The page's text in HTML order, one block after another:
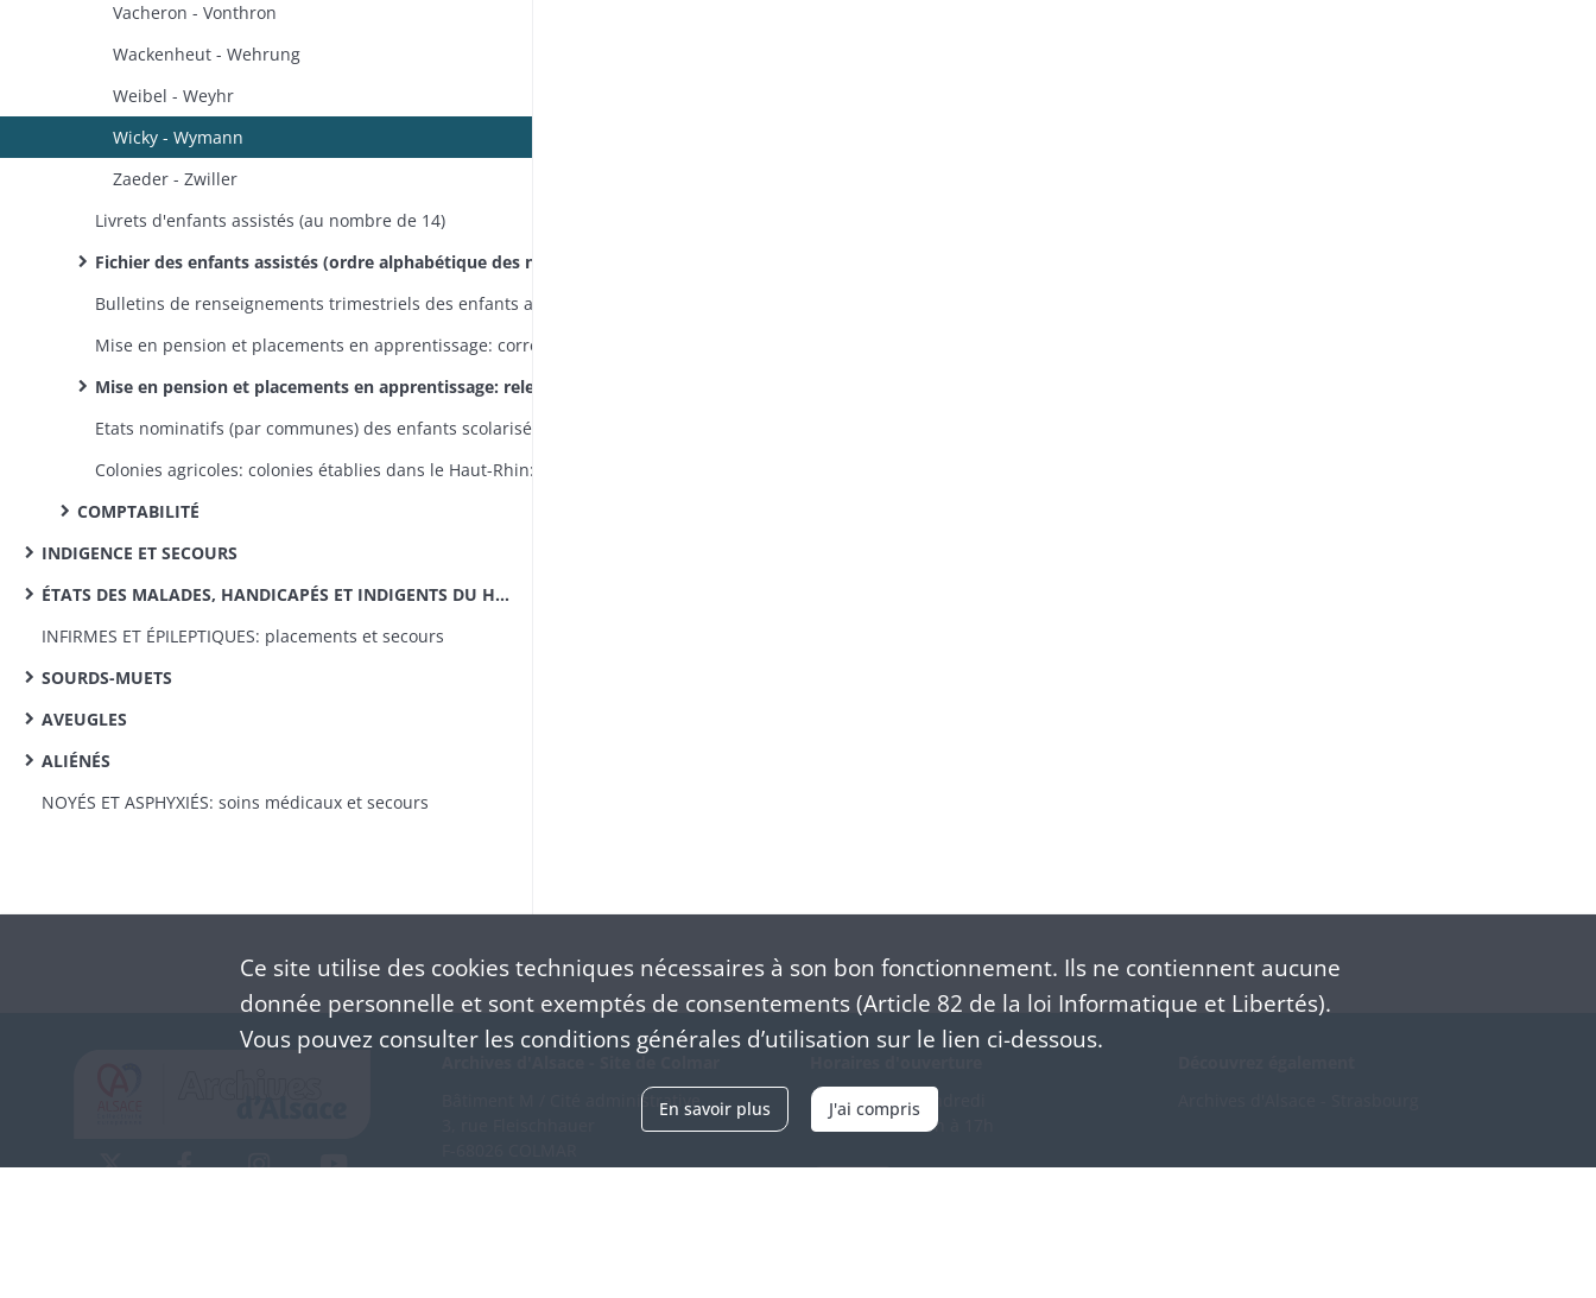
Vacheron - Vonthron
Wackenheut - Wehrung
Weibel - Weyhr
Wicky - Wymann
Zaeder - Zwiller
Livrets d'enfants assistés (au nombre de 14)
Fichier des enfants assistés (ordre alphabétique des noms d'enfants)
Mise en pension et placements en apprentissage: relevés hebdomadaires des placements et changements de pension et de maître 1857,
COMPTABILITÉ
INDIGENCE ET SECOURS
ÉTATS DES MALADES, HANDICAPÉS ET INDIGENTS DU HAUT-RHIN
INFIRMES ET ÉPILEPTIQUES: placements et secours
SOURDS-MUETS
AVEUGLES
ALIÉNÉS
NOYÉS ET ASPHYXIÉS: soins médicaux et secours
Bâtiment M / Cité administrative
(+33) 3 89 21 97 00
Du mardi au vendredi
en continu de 9h à 17h
Ce site utilise des cookiestechniques nécessaires à son bon fonctionnement. Ils ne contiennent aucune
donnée personnelle et sont exemptés de consentements (Article 82 de la loi Informatique et Libertés).
Vous pouvez consulter les conditions générales d’utilisation sur le lien ci-dessous.
En savoir plus J'ai compris